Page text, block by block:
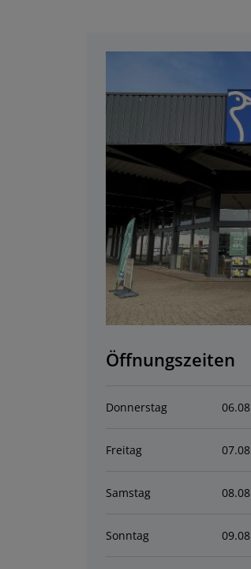
Öffnungszeiten
Donnerstag 06.08
Freitag 07.08
Samstag 08.08
Sonntag 09.08